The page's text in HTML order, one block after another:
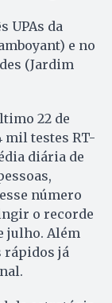
UPAs da
e no
(Jardim
22 de
mil testes RT-
diária de
número
o recorde
julho. Além
rápidos já